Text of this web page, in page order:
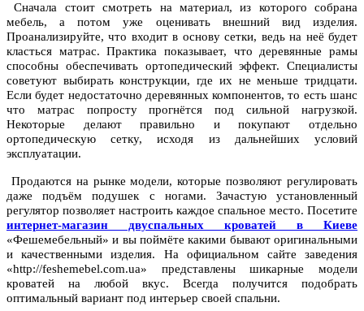
Сначала стоит смотреть на материал, из которого собрана
мебель, а потом уже оценивать внешний вид изделия.
Проанализируйте, что входит в основу сетки, ведь на неё будет
класться матрас. Практика показывает, что деревянные рамы
способны обеспечивать ортопедический эффект. Специалисты
советуют выбирать конструкции, где их не меньше тридцати.
Если будет недостаточно деревянных компонентов, то есть шанс
что матрас попросту прогнётся под сильной нагрузкой.
Некоторые делают правильно и покупают отдельно
ортопедическую сетку, исходя из дальнейших условий
эксплуатации.
Продаются на рынке модели, которые позволяют регулировать
даже подъём подушек с ногами. Зачастую установленный
регулятор позволяет настроить каждое спальное место. Посетите
интернет-магазин двуспальных кроватей в Киеве
«Фешемебельный» и вы поймёте какими бывают оригинальными
и качественными изделия. На официальном сайте заведения
«http://feshemebel.com.ua» представлены шикарные модели
кроватей на любой вкус. Всегда получится подобрать
оптимальный вариант под интерьер своей спальни.